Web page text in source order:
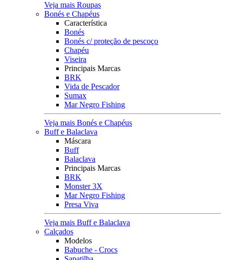
Veja mais Roupas
Bonés e Chapéus
Característica
Bonés
Bonés c/ proteção de pescoço
Chapéu
Viseira
Principais Marcas
BRK
Vida de Pescador
Sumax
Mar Negro Fishing
Veja mais Bonés e Chapéus
Buff e Balaclava
Máscara
Buff
Balaclava
Principais Marcas
BRK
Monster 3X
Mar Negro Fishing
Presa Viva
Veja mais Buff e Balaclava
Calçados
Modelos
Babuche - Crocs